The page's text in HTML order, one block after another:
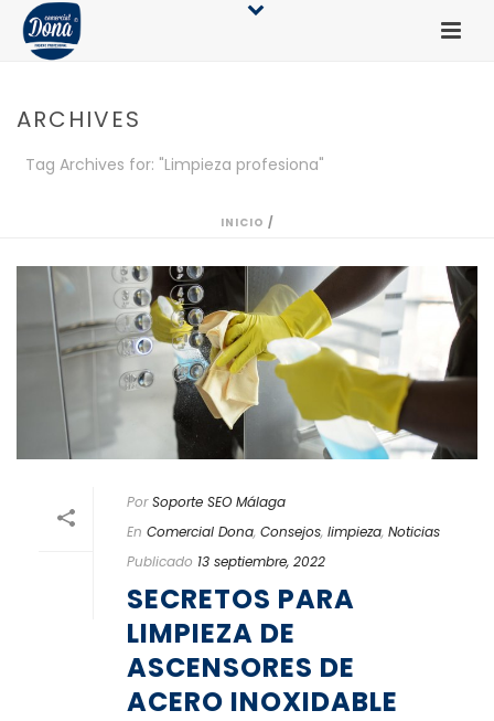
ARCHIVES
Tag Archives for: "Limpieza profesiona"
INICIO /
Por Soporte SEO Málaga
En Comercial Dona, Consejos, limpieza, Noticias
Publicado 13 septiembre, 2022
SECRETOS PARA
LIMPIEZA DE
ASCENSORES DE
ACERO INOXIDABLE